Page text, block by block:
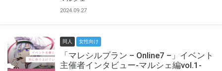
2024.09.27
同人 女性向け
「マレシルプラン – Online7 –」イベント
主催者インタビュー-マルシェ編vol.1-